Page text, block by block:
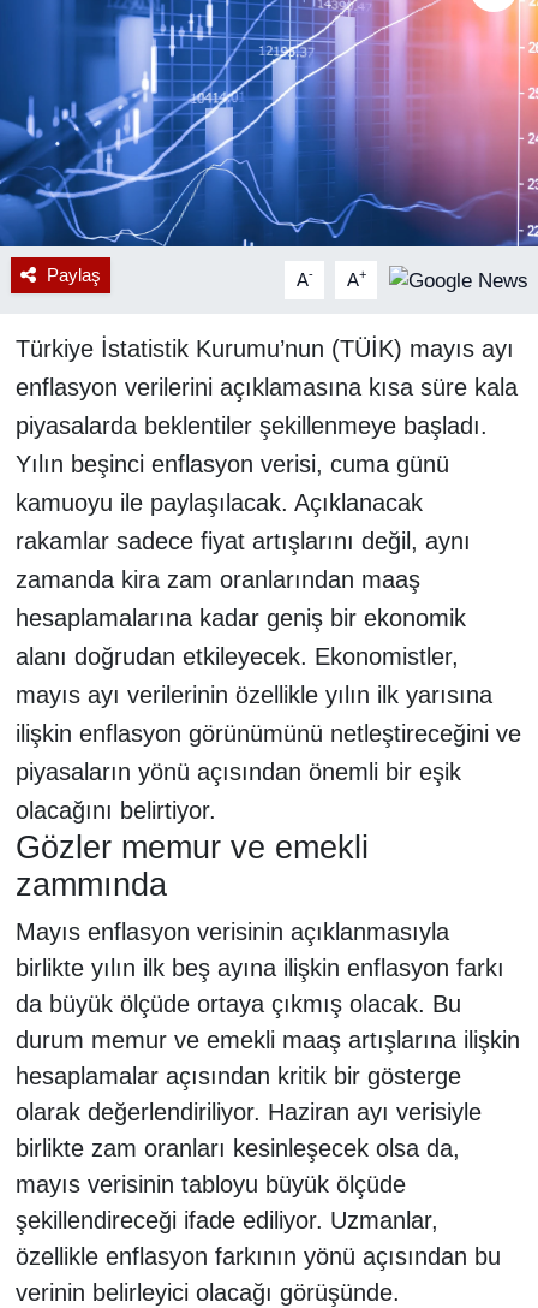
Paylaş A- A+
Türkiye İstatistik Kurumu’nun (TÜİK) mayıs ayı
enflasyon verilerini açıklamasına kısa süre kala
piyasalarda beklentiler şekillenmeye başladı.
Yılın beşinci enflasyon verisi, cuma günü
kamuoyu ile paylaşılacak. Açıklanacak
rakamlar sadece fiyat artışlarını değil, aynı
zamanda kira zam oranlarından maaş
hesaplamalarına kadar geniş bir ekonomik
alanı doğrudan etkileyecek. Ekonomistler,
mayıs ayı verilerinin özellikle yılın ilk yarısına
ilişkin enflasyon görünümünü netleştireceğini ve
piyasaların yönü açısından önemli bir eşik
olacağını belirtiyor.
Gözler memur ve emekli
zammında
Mayıs enflasyon verisinin açıklanmasıyla
birlikte yılın ilk beş ayına ilişkin enflasyon farkı
da büyük ölçüde ortaya çıkmış olacak. Bu
durum memur ve emekli maaş artışlarına ilişkin
hesaplamalar açısından kritik bir gösterge
olarak değerlendiriliyor. Haziran ayı verisiyle
birlikte zam oranları kesinleşecek olsa da,
mayıs verisinin tabloyu büyük ölçüde
şekillendireceği ifade ediliyor. Uzmanlar,
özellikle enflasyon farkının yönü açısından bu
verinin belirleyici olacağı görüşünde.